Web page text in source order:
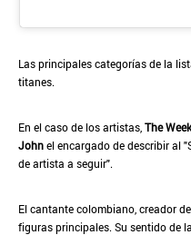
Las principales categorías de la
titanes.
En el caso de los artistas, The
Johnel encargado de describir al
de artista a seguir".
El cantante colombiano, creador
figuras principales. Su sentido de